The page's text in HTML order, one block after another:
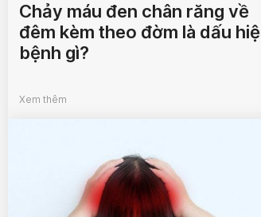
Chảy máu đen chân răng về
đêm kèm theo đờm là dấu
bệnh gì?
Xem thêm